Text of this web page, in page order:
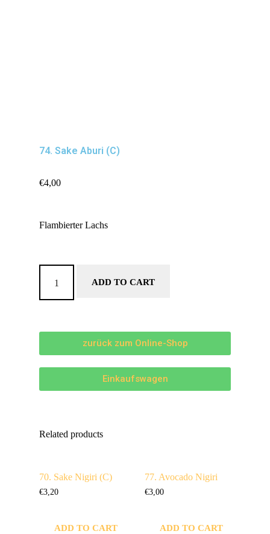
74. Sake Aburi (C)
€4,00
Flambierter Lachs
ADD TO CART
zurück zum Online-Shop
Einkaufswagen
Related products
70. Sake Nigiri (C)
€3,20
ADD TO CART
77. Avocado Nigiri
€3,00
ADD TO CART